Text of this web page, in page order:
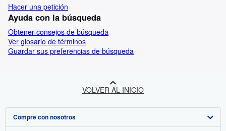
Hacer una petición
Ayuda con la búsqueda
Obtener consejos de búsqueda
Ver glosario de términos
Guardar sus preferencias de búsqueda
VOLVER AL INICIO
Compre con nosotros